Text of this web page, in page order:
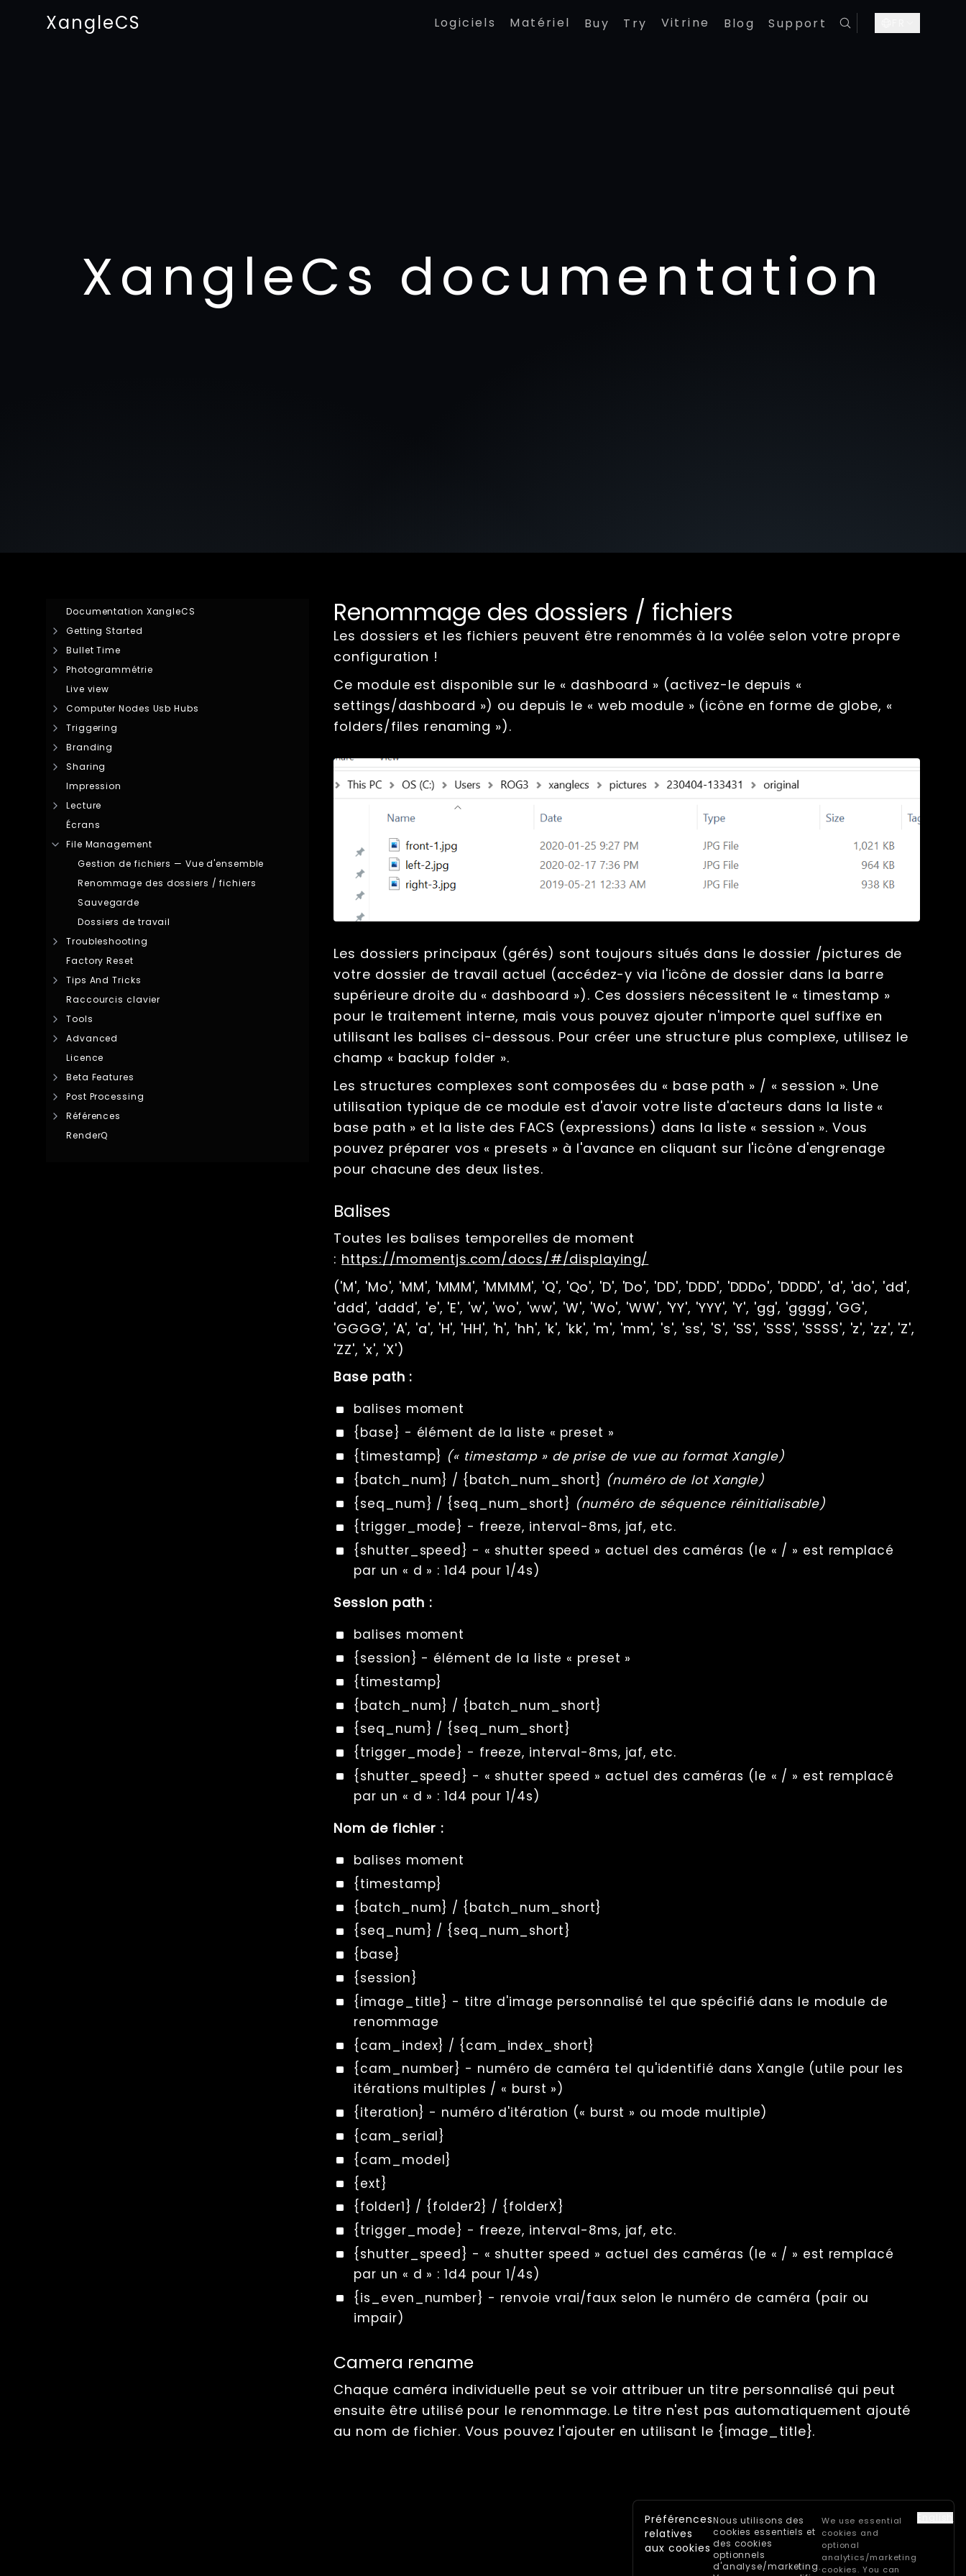
XangleCS Logiciels Matériel Buy Try Vitrine Blog Support
XangleCs documentation
Documentation XangleCS
Getting Started
Bullet Time
Photogrammétrie
Live view
Computer Nodes Usb Hubs
Triggering
Branding
Sharing
Impression
Lecture
Écrans
File Management
Gestion de fichiers — Vue d'ensemble
Renommage des dossiers / fichiers
Sauvegarde
Dossiers de travail
Troubleshooting
Factory Reset
Tips And Tricks
Raccourcis clavier
Tools
Advanced
Licence
Beta Features
Post Processing
Références
RenderQ
Renommage des dossiers / fichiers
Les dossiers et les fichiers peuvent être renommés à la volée selon votre propre
configuration !
Ce module est disponible sur le « dashboard » (activez-le depuis «
settings/dashboard ») ou depuis le « web module » (icône en forme de globe, «
folders/files renaming »).
Les dossiers principaux (gérés) sont toujours situés dans le dossier /pictures de
votre dossier de travail actuel (accédez-y via l'icône de dossier dans la barre
supérieure droite du « dashboard »). Ces dossiers nécessitent le « timestamp »
pour le traitement interne, mais vous pouvez ajouter n'importe quel suffixe en
utilisant les balises ci-dessous. Pour créer une structure plus complexe, utilisez le
champ « backup folder ».
Les structures complexes sont composées du « base path » / « session ». Une
utilisation typique de ce module est d'avoir votre liste d'acteurs dans la liste «
base path » et la liste des FACS (expressions) dans la liste « session ». Vous
pouvez préparer vos « presets » à l'avance en cliquant sur l'icône d'engrenage
pour chacune des deux listes.
Balises
Toutes les balises temporelles de moment
: https://momentjs.com/docs/#/displaying/
('M', 'Mo', 'MM', 'MMM', 'MMMM', 'Q', 'Qo', 'D', 'Do', 'DD', 'DDD', 'DDDo', 'DDDD', 'd', 'do', 'dd',
'ddd', 'dddd', 'e', 'E', 'w', 'wo', 'ww', 'W', 'Wo', 'WW', 'YY', 'YYY', 'Y', 'gg', 'gggg', 'GG',
'GGGG', 'A', 'a', 'H', 'HH', 'h', 'hh', 'k', 'kk', 'm', 'mm', 's', 'ss', 'S', 'SS', 'SSS', 'SSSS', 'z', 'zz', 'Z',
'ZZ', 'x', 'X')
Base path :
balises moment
{base} - élément de la liste « preset »
{timestamp} (« timestamp » de prise de vue au format Xangle)
{batch_num} / {batch_num_short} (numéro de lot Xangle)
{seq_num} / {seq_num_short} (numéro de séquence réinitialisable)
{trigger_mode} - freeze, interval-8ms, jaf, etc.
{shutter_speed} - « shutter speed » actuel des caméras (le « / » est remplacé
par un « d » : 1d4 pour 1/4s)
Session path :
balises moment
{session} - élément de la liste « preset »
{timestamp}
{batch_num} / {batch_num_short}
{seq_num} / {seq_num_short}
{trigger_mode} - freeze, interval-8ms, jaf, etc.
{shutter_speed} - « shutter speed » actuel des caméras (le « / » est remplacé
par un « d » : 1d4 pour 1/4s)
Nom de fichier :
balises moment
{timestamp}
{batch_num} / {batch_num_short}
{seq_num} / {seq_num_short}
{base}
{session}
{image_title} - titre d'image personnalisé tel que spécifié dans le module de
renommage
{cam_index} / {cam_index_short}
{cam_number} - numéro de caméra tel qu'identifié dans Xangle (utile pour les
itérations multiples / « burst »)
{iteration} - numéro d'itération (« burst » ou mode multiple)
{cam_serial}
{cam_model}
{ext}
{folder1} / {folder2} / {folderX}
{trigger_mode} - freeze, interval-8ms, jaf, etc.
{shutter_speed} - « shutter speed » actuel des caméras (le « / » est remplacé
par un « d » : 1d4 pour 1/4s)
{is_even_number} - renvoie vrai/faux selon le numéro de caméra (pair ou
impair)
Camera rename
Chaque caméra individuelle peut se voir attribuer un titre personnalisé qui peut
ensuite être utilisé pour le renommage. Le titre n'est pas automatiquement ajouté
au nom de fichier. Vous pouvez l'ajouter en utilisant le {image_title}.
Préférences
relatives
aux cookies
Nous utilisons des
cookies essentiels et
des cookies
optionnels
d'analyse/marketing.
We use essential
cookies and
optional
analytics/marketing
cookies. You can